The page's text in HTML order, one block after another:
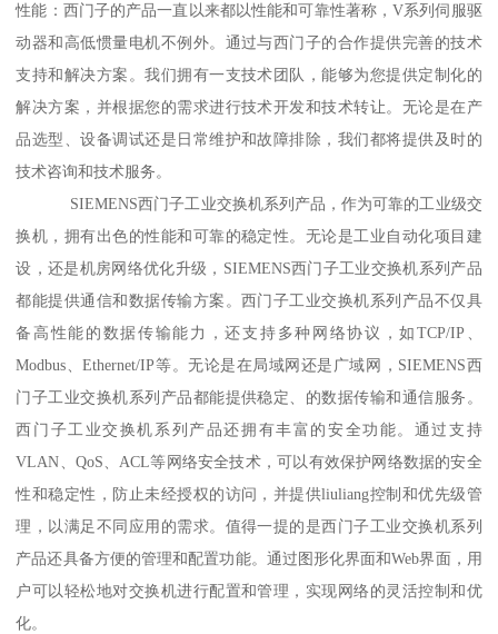
性能：西门子的产品一直以来都以性能和可靠性著称，V系列伺服驱
动器和高低惯量电机不例外。通过与西门子的合作提供完善的技术
支持和解决方案。我们拥有一支技术团队，能够为您提供定制化的
解决方案，并根据您的需求进行技术开发和技术转让。无论是在产
品选型、设备调试还是日常维护和故障排除，我们都将提供及时的
技术咨询和技术服务。
SIEMENS西门子工业交换机系列产品，作为可靠的工业级交
换机，拥有出色的性能和可靠的稳定性。无论是工业自动化项目建
设，还是机房网络优化升级，SIEMENS西门子工业交换机系列产品
都能提供通信和数据传输方案。西门子工业交换机系列产品不仅具
备高性能的数据传输能力，还支持多种网络协议，如TCP/IP、
Modbus、Ethernet/IP等。无论是在局域网还是广域网，SIEMENS西
门子工业交换机系列产品都能提供稳定、的数据传输和通信服务。
西门子工业交换机系列产品还拥有丰富的安全功能。通过支持
VLAN、QoS、ACL等网络安全技术，可以有效保护网络数据的安全
性和稳定性，防止未经授权的访问，并提供liuliang控制和优先级管
理，以满足不同应用的需求。值得一提的是西门子工业交换机系列
产品还具备方便的管理和配置功能。通过图形化界面和Web界面，用
户可以轻松地对交换机进行配置和管理，实现网络的灵活控制和优
化。